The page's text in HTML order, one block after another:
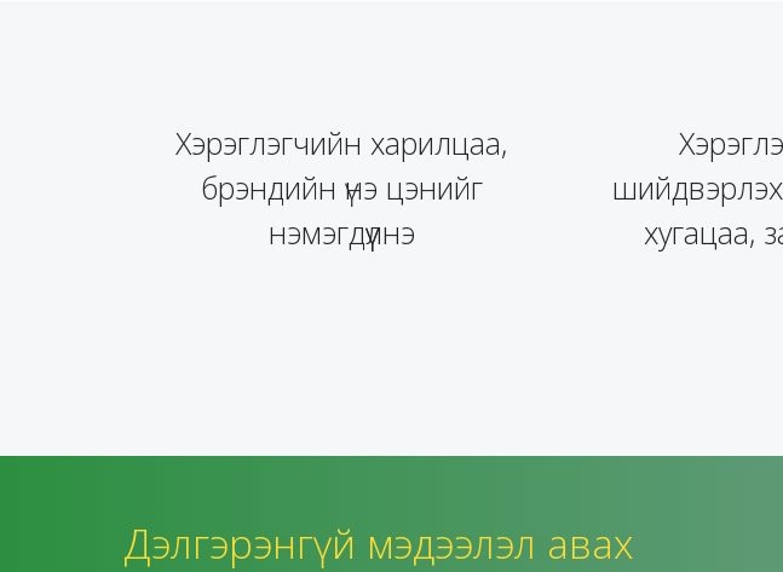
Хэрэглэгчийн харилцаа,
брэндийн үнэ цэнийг
нэмэгдүүлнэ
хугацаа,
Дэлгэрэнгүй мэдээлэл авах